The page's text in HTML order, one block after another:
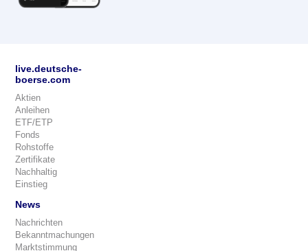
live.deutsche-
boerse.com
Aktien
Anleihen
ETF/ETP
Fonds
Rohstoffe
Zertifikate
Nachhaltig
Einstieg
News
Nachrichten
Bekanntmachungen
Marktstimmung